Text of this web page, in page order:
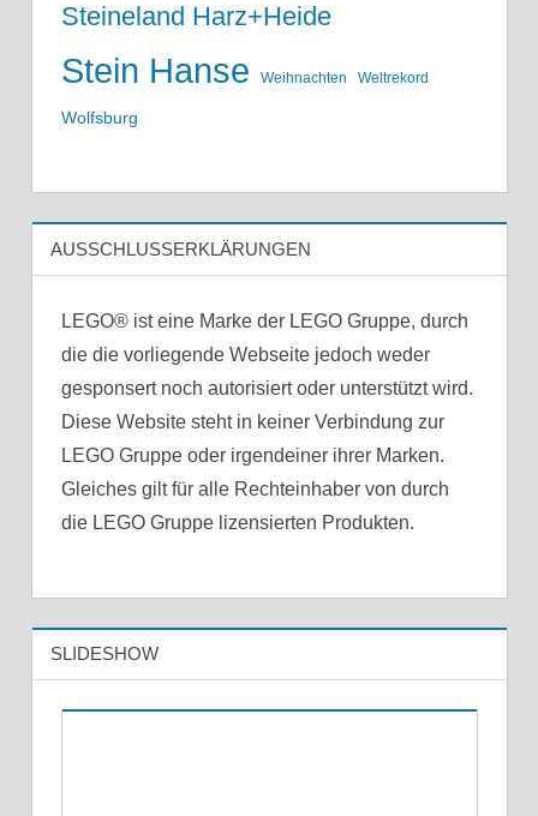
Steineland Harz+Heide
Stein Hanse Weihnachten Weltrekord
Wolfsburg
AUSSCHLUSSERKLÄRUNGEN
LEGO® ist eine Marke der LEGO Gruppe, durch
die die vorliegende Webseite jedoch weder
gesponsert noch autorisiert oder unterstützt wird.
Diese Website steht in keiner Verbindung zur
LEGO Gruppe oder irgendeiner ihrer Marken.
Gleiches gilt für alle Rechteinhaber von durch
die LEGO Gruppe lizensierten Produkten.
SLIDESHOW